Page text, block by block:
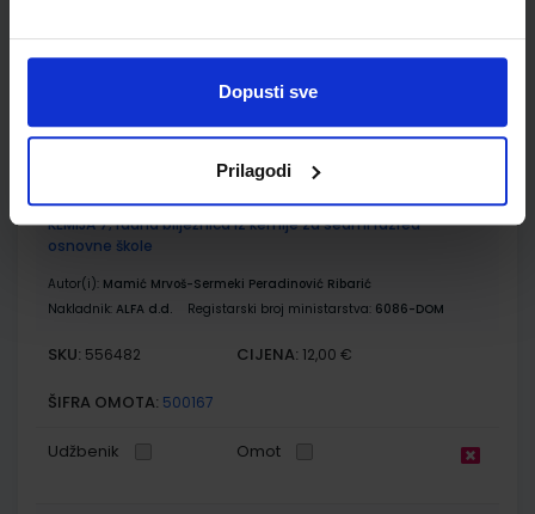
Dopusti sve
Prilagodi
SKU: CIJENA:
KEMIJA 7; radna bilježnica iz kemije za sedmi razred
osnovne škole
Autor(i): Mamić Mrvoš-Sermeki Peradinović Ribarić
Nakladnik: ALFA d.d. Registarski broj ministarstva: 6086-DOM
SKU: 556482 CIJENA: 12,00 €
ŠIFRA OMOTA: 500167
Udžbenik Omot